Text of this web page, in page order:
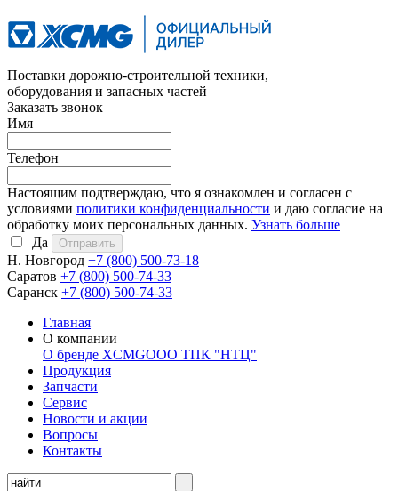
Поставки дорожно-строительной техники,
оборудования и запасных частей
Заказать звонок
Имя
Телефон
Настоящим подтверждаю, что я ознакомлен и согласен с
условиями политики конфиденциальности и даю согласие на
обработку моих персональных данных. Узнать больше
Да
Н. Новгород +7 (800) 500-73-18
Саратов +7 (800) 500-74-33
Саранск +7 (800) 500-74-33
Главная
О компании
О бренде XCMGООО ТПК "НТЦ"
Продукция
Запчасти
Сервис
Новости и акции
Вопросы
Контакты